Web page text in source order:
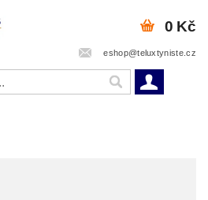
eshop@teluxtyniste.cz
0 Kč